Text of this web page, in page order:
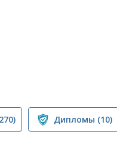
Дипломы (10)